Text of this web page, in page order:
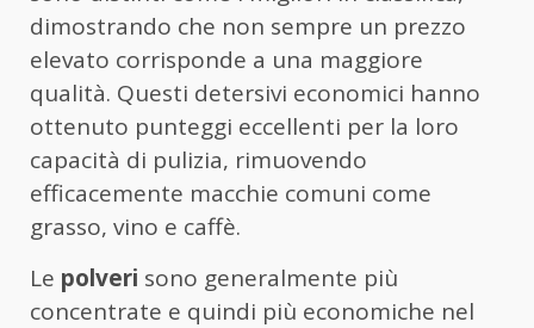
dimostrando che non sempre un prezzo
elevato corrisponde a una maggiore
qualità. Questi detersivi economici hanno
ottenuto punteggi eccellenti per la loro
capacità di pulizia, rimuovendo
efficacemente macchie comuni come
grasso, vino e caffè.
Le polveri sono generalmente più
concentrate e quindi più economiche nel